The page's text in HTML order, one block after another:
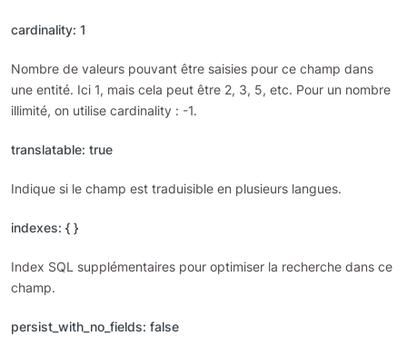
cardinality: 1
Nombre de valeurs pouvant être saisies pour ce champ dans
une entité. Ici 1, mais cela peut être 2, 3, 5, etc. Pour un nombre
illimité, on utilise cardinality : -1.
translatable: true
Indique si le champ est traduisible en plusieurs langues.
indexes: { }
Index SQL supplémentaires pour optimiser la recherche dans ce
champ.
persist_with_no_fields: false